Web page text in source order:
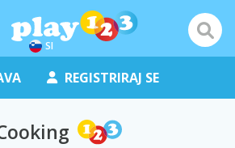
SI
REGISTRIRAJ SE